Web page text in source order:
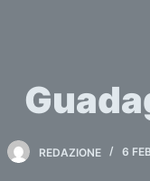
REDAZIONE 6